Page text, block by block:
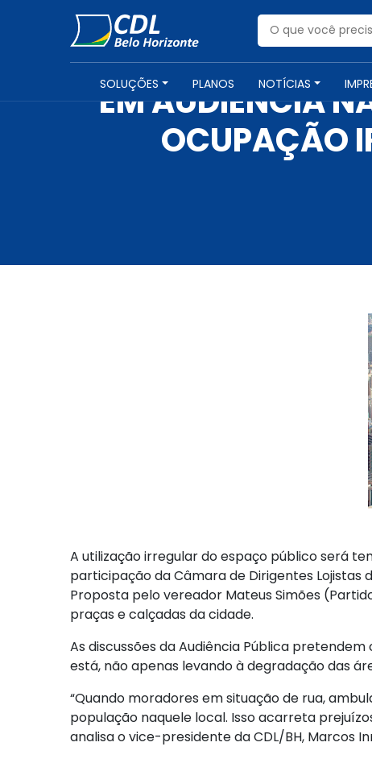
SOLUÇÕES PLANOS NOTÍCIAS
EM AUDIÊNCIA
OCUPAÇÃO
A utilização irregular do espaço público será
participação da Câmara de Dirigentes
Proposta pelo vereador Mateus Simões
praças e calçadas da cidade.
As discussões da Audiência Pública
está, não apenas levando à degradação das
“Quando moradores em situação de rua,
população naquele local. Isso acarreta
analisa o vice-presidente da CDL/BH, Marcos